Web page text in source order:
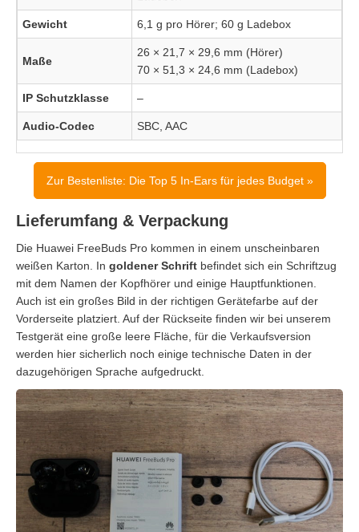
Gewicht 6,1 g pro Hörer; 60 g Ladebox
Maße
26 × 21,7 × 29,6 mm (Hörer)
70 × 51,3 × 24,6 mm (Ladebox)
IP Schutzklasse –
Audio-Codec SBC, AAC
Zur Bestenliste: Die Top 5 In-Ears für jedes Budget »
Lieferumfang & Verpackung
Die Huawei FreeBuds Pro kommen in einem unscheinbaren
weißen Karton. In goldener Schrift befindet sich ein Schriftzug
mit dem Namen der Kopfhörer und einige Hauptfunktionen.
Auch ist ein großes Bild in der richtigen Gerätefarbe auf der
Vorderseite platziert. Auf der Rückseite finden wir bei unserem
Testgerät eine große leere Fläche, für die Verkaufsversion
werden hier sicherlich noch einige technische Daten in der
dazugehörigen Sprache aufgedruckt.